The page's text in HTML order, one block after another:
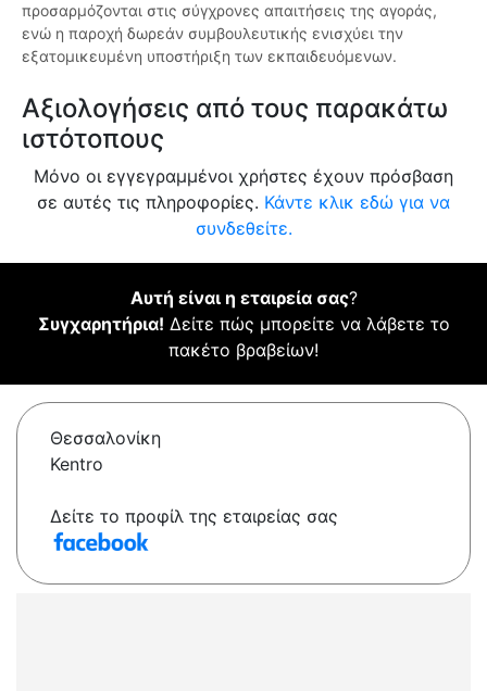
προσαρμόζονται στις σύγχρονες απαιτήσεις της αγοράς,
ενώ η παροχή δωρεάν συμβουλευτικής ενισχύει την
εξατομικευμένη υποστήριξη των εκπαιδευόμενων.
Αξιολογήσεις από τους παρακάτω
ιστότοπους
Μόνο οι εγγεγραμμένοι χρήστες έχουν πρόσβαση
σε αυτές τις πληροφορίες. Κάντε κλικ εδώ για να
συνδεθείτε.
Αυτή είναι η εταιρεία σας?
Συγχαρητήρια! Δείτε πώς μπορείτε να λάβετε το
πακέτο βραβείων!
Θεσσαλονίκη
Kentro
Δείτε το προφίλ της εταιρείας σας